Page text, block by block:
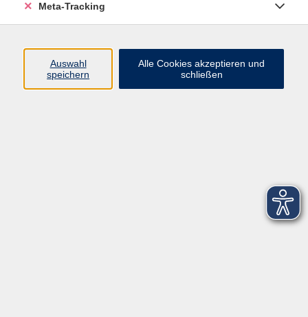
Über uns
Meta-Tracking
Auswahl
speichern
Alle Cookies akzeptieren und
schließen